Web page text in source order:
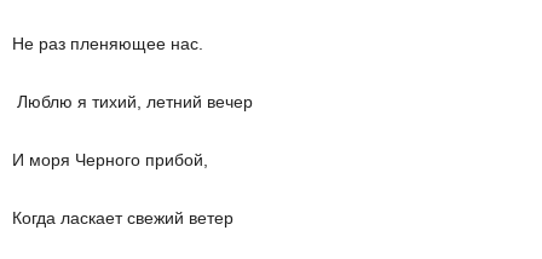
Не раз пленяющее нас.
Люблю я тихий, летний вечер
И моря Черного прибой,
Когда ласкает свежий ветер